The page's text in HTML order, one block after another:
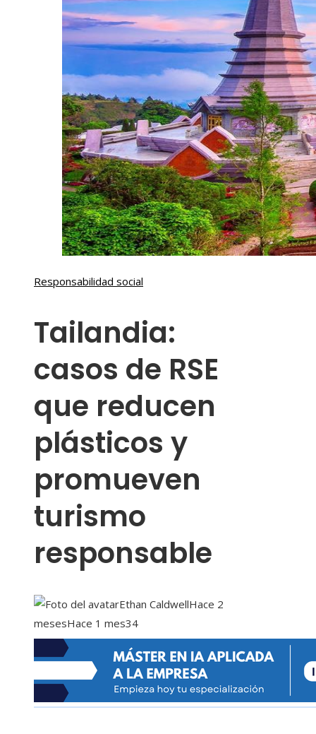
Responsabilidad social
Tailandia:
casos de RSE
que reducen
plásticos y
promueven
turismo
responsable
Ethan CaldwellHace 2
mesesHace 1 mes34